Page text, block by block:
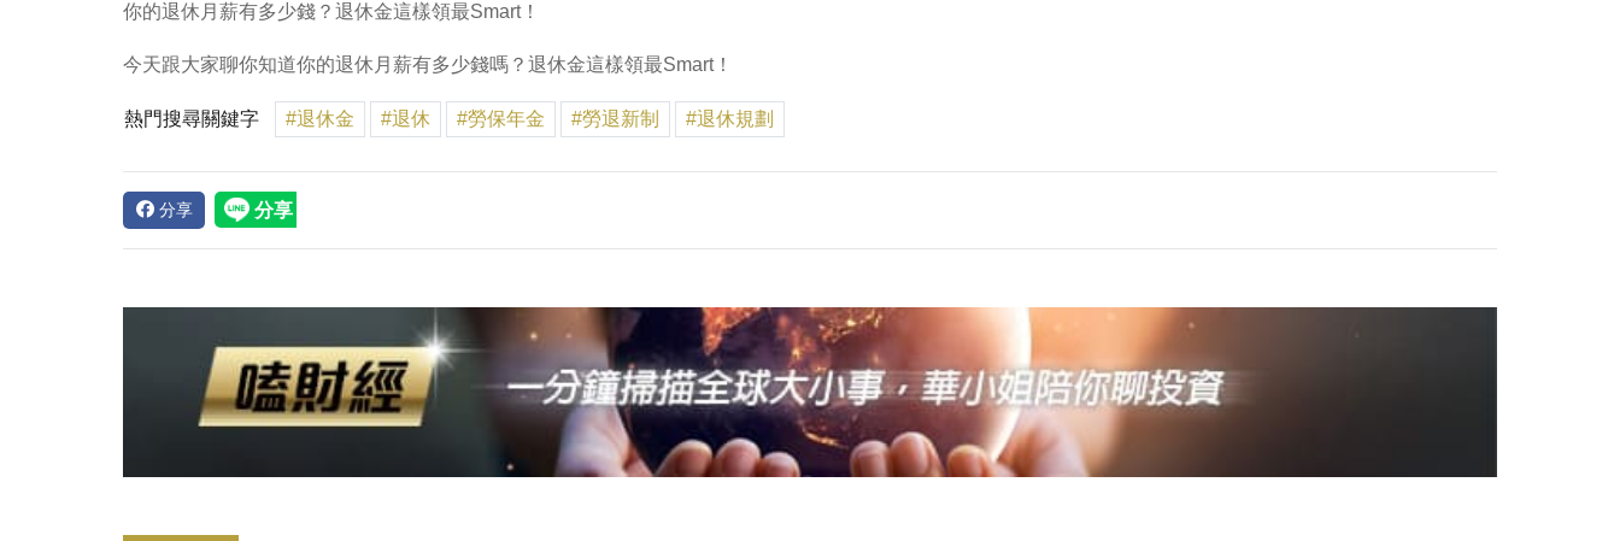
你的退休月薪有多少錢？退休金這樣領最Smart！
今天跟大家聊你知道你的退休月薪有多少錢嗎？退休金這樣領最Smart！
熱門搜尋關鍵字 #退休金 #退休 #勞保年金 #勞退新制 #退休規劃
分享